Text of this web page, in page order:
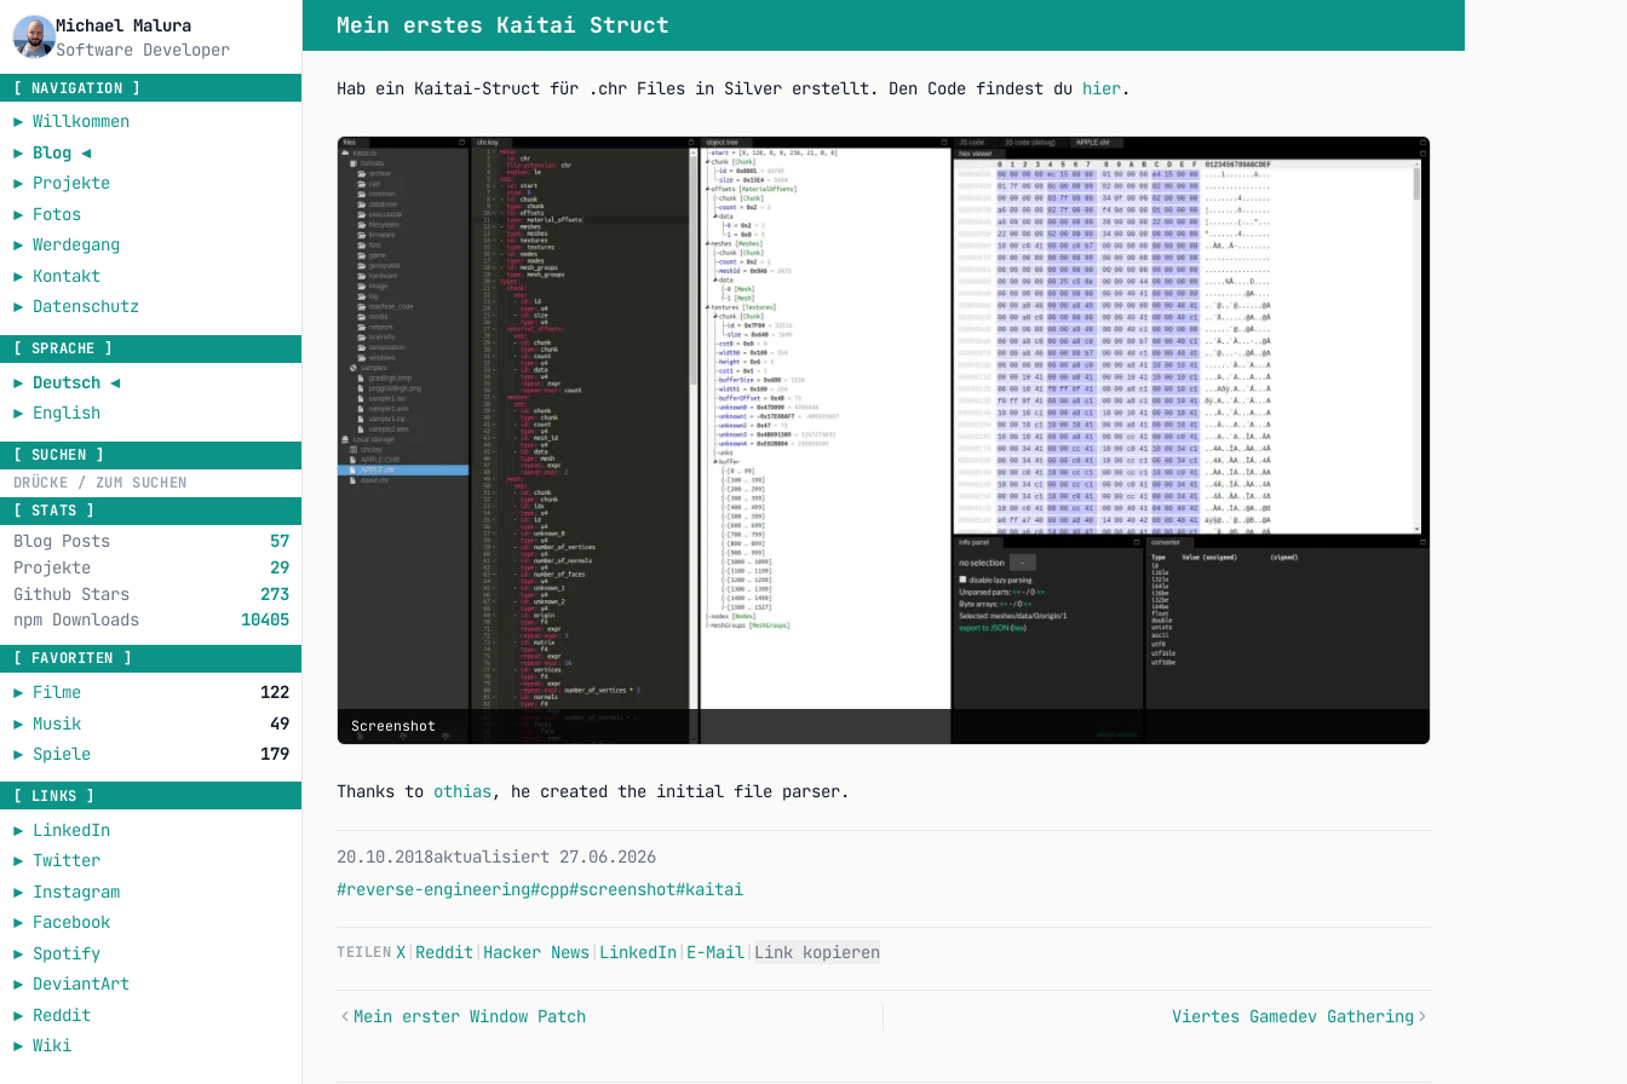
Michael Malura
Software Developer
[ NAVIGATION ]
► Willkommen
► Blog◄
► Projekte
► Fotos
► Werdegang
► Kontakt
► Datenschutz
[ SPRACHE ]
► Deutsch◄
► English
[ SUCHEN ]
[ STATS ]
Blog Posts
57
Projekte
29
Github Stars
273
npm Downloads
10405
[ FAVORITEN ]
► Filme
122
► Musik
49
► Spiele 179
[ LINKS ]
► LinkedIn
► Twitter
► Instagram
► Facebook
► Spotify
► DeviantArt
► Reddit
► Wiki
Mein erstes Kaitai Struct
Hab ein Kaitai-Struct für .chr Files in Silver erstellt. Den Code findest du hier.
Screenshot
Thanks to othias, he created the initial file parser.
20.10.2018aktualisiert 27.06.2026
#reverse-engineering#cpp#screenshot#kaitai
TEILEN X Reddit Hacker News LinkedIn E-Mail Link kopieren
Mein erster Window Patch Viertes Gamedev Gathering